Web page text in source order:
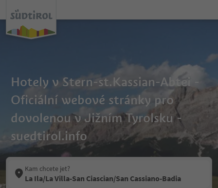
Hotely v Stern-st.Kassian-Abtei -
Oficiální webové stránky pro
dovolenou v Jižním Tyrolsku -
suedtirol.info
Kam chcete jet?
La Ila/La Villa-San Ciascian/San Cassiano-Badia